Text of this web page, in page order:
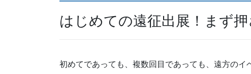
はじめての遠征出展！まず
初めてであっても、複数回目であっても、遠方のイ